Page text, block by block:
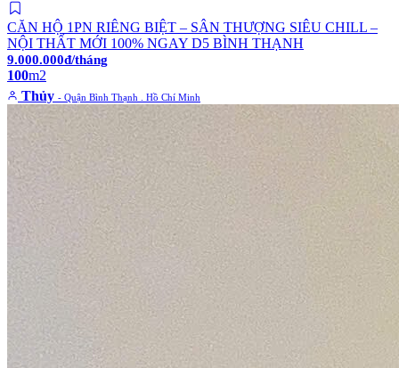
CĂN HỘ 1PN RIÊNG BIỆT – SÂN THƯỢNG SIÊU CHILL –
NỘI THẤT MỚI 100% NGAY D5 BÌNH THẠNH
9.000.000đ/tháng
100m2
Thủy - Quận Bình Thạnh . Hồ Chí Minh